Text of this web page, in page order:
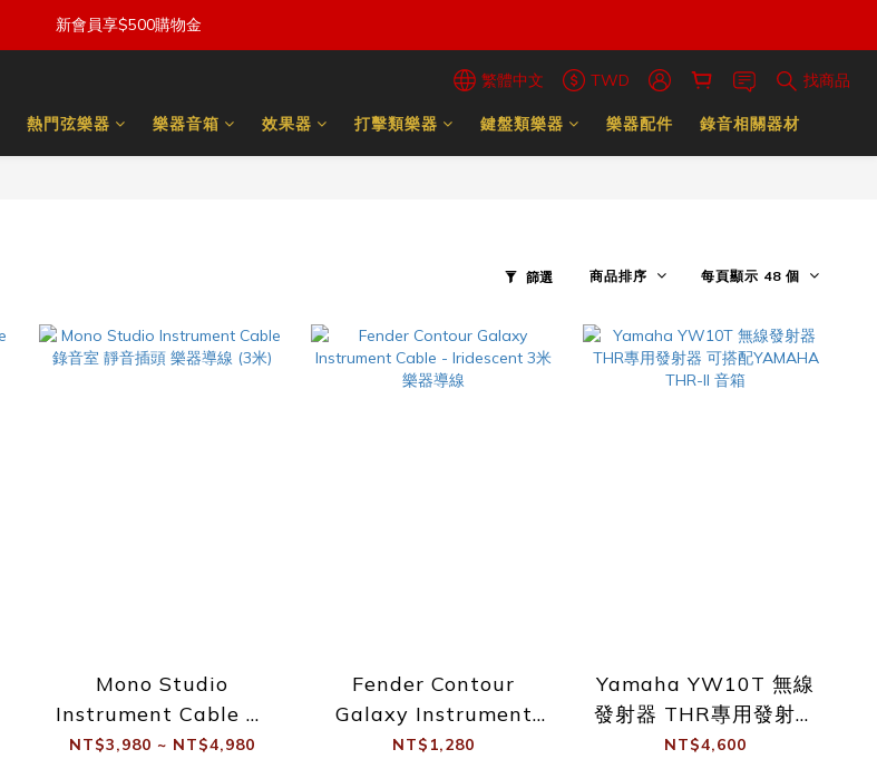
新會員享$500購物金
繁體中文 TWD 找商品
熱門弦樂器 樂器音箱 效果器 打擊類樂器 鍵盤類樂器 樂器配件 錄音相關器材
篩選 商品排序 每頁顯示 48 個
Mono Studio
Instrument Cable 錄
音室 靜音插頭 樂器導線
NT$3,980 ~ NT$4,980
Fender Contour
Galaxy Instrument
Cable - Iridescent 3
NT$1,280
Yamaha YW10T 無線
發射器 THR專用發射器
可搭配YAMAHA THR-
NT$4,600